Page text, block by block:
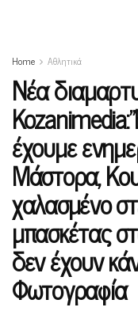
Home Αθλητικά
Νέα
έχουμε
Μάστορα,
χαλασμένο
μπασκέτας
δεν έχουν
Φωτογραφία